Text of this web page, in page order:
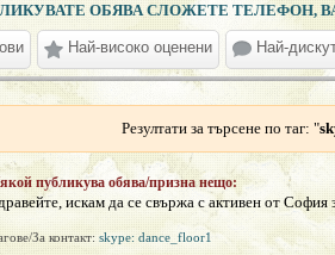
ОБЯВА СЛОЖЕТЕ ТЕЛЕФОН,
Най-високо оценени Най-
Резултати за търсене по таг: "
публикува обява/призна нещо:
искам да се свържа с активен от София
За контакт: skype: dance_floor1